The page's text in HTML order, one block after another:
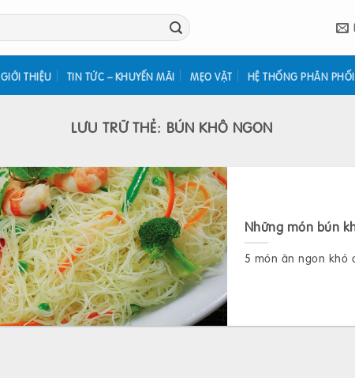
GIỚI THIỆU TIN TỨC – KHUYẾN MÃI MẸO VẶT HỆ THỐNG PHÂN PHỐI
LƯU TRỮ THẺ: BÚN KHÔ NGON
Những món bún
5 món ăn ngon khó